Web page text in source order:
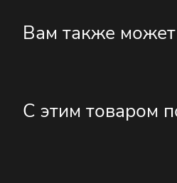
Вам также может
С этим товаром